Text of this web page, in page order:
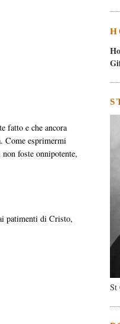
fatto e che ancora
Come esprimermi
foste onnipotente,
patimenti di Cristo,
St